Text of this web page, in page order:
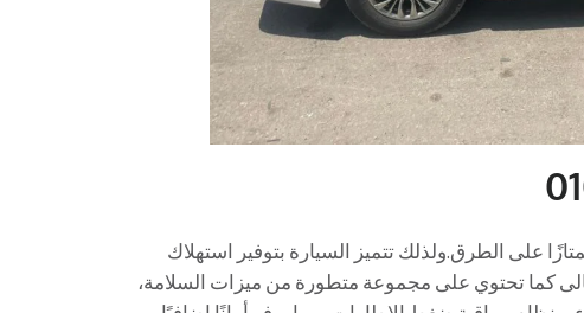
على الطرق.ولذلك تتميز السيارة بتوفير استهلاك
كما تحتوي على مجموعة متطورة من ميزات السلامة،